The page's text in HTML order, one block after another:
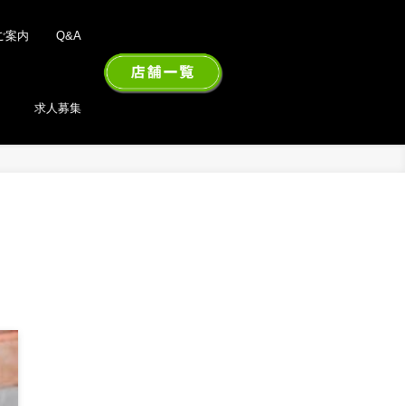
案内 Q&A
求人募集